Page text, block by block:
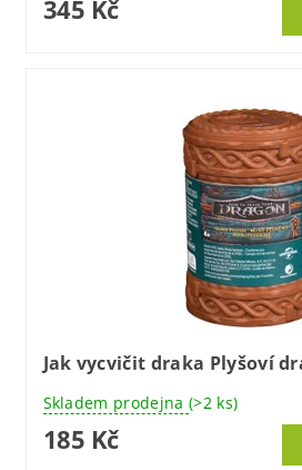
345 Kč
Jak vycvičit draka Plyšoví
Skladem prodejna (>2 ks)
185 Kč